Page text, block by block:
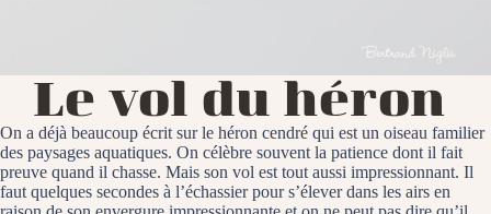
Le vol du héron
On a déjà beaucoup écrit sur le héron cendré qui est un oiseau familier
des paysages aquatiques. On célèbre souvent la patience dont il fait
preuve quand il chasse. Mais son vol est tout aussi impressionnant. Il
faut quelques secondes à l’échassier pour s’élever dans les airs en